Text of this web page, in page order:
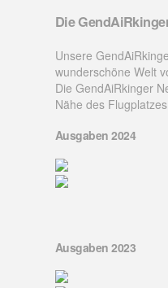
Die
Unsere
wunderschöne Welt
Die GendAiRkinger
Nähe des
Ausgaben 2024
Ausgaben 2023